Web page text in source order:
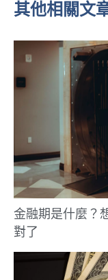
其他相關文
金融期是什麼？
對了